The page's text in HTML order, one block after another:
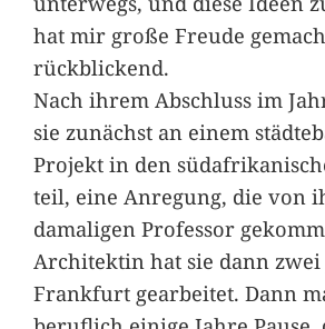
hat mir große Freude
rückblickend.
Nach ihrem Abschluss im
sie zunächst an einem
Projekt in den
teil, eine Anregung, die von
damaligen Professor
Architektin hat sie dann zwei
Frankfurt gearbeitet. Dann